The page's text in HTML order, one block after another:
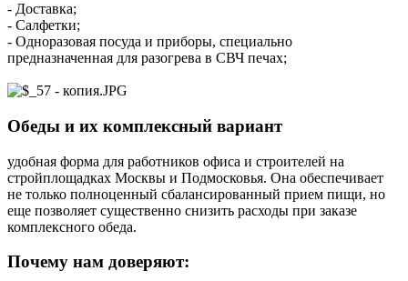
- Доставка;
- Салфетки;
- Одноразовая посуда и приборы, специально
предназначенная для разогрева в СВЧ печах;
Обеды и их комплексный вариант
удобная форма для работников офиса и строителей на
стройплощадках Москвы и Подмосковья. Она обеспечивает
не только полноценный сбалансированный прием пищи, но
еще позволяет существенно снизить расходы при заказе
комплексного обеда.
Почему нам доверяют: